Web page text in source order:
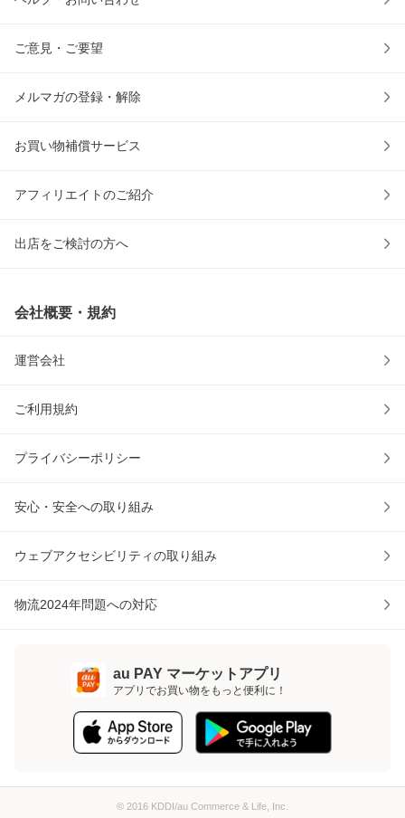
ご意見・ご要望
メルマガの登録・解除
お買い物補償サービス
アフィリエイトのご紹介
出店をご検討の方へ
会社概要・規約
運営会社
ご利用規約
プライバシーポリシー
安心・安全への取り組み
ウェブアクセシビリティの取り組み
物流2024年問題への対応
au PAY マーケットアプリ
アプリでお買い物をもっと便利に！
© 2016 KDDI/au Commerce & Life, Inc.